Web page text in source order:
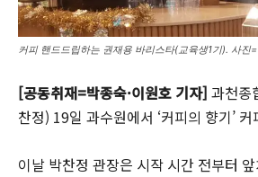
커피 핸드드립하는 권재용 바리스타(교육생1기). 사진
[공동취재=박종숙·이원호 기자] 과천종
찬정) 19일 과수원에서 ‘커피의 향기’
이날 박찬정 관장은 시작 시간 전부터